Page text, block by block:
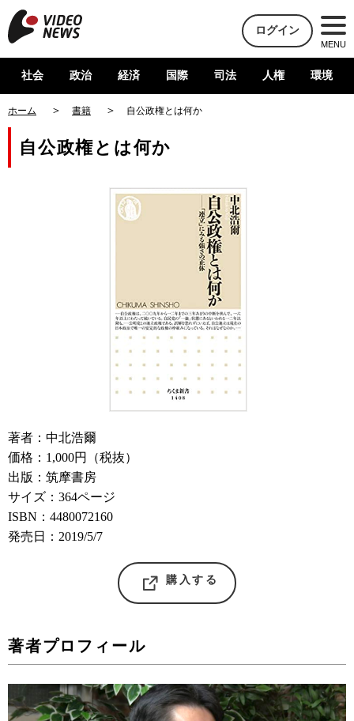
ログイン
MENU
社会 政治 経済 国際 司法 人権 環境
ホーム 書籍 自公政権とは何か
自公政権とは何か
著者：中北浩爾
価格：1,000円（税抜）
出版：筑摩書房
サイズ：364ページ
ISBN：4480072160
発売日：2019/5/7
購入する
著者プロフィール